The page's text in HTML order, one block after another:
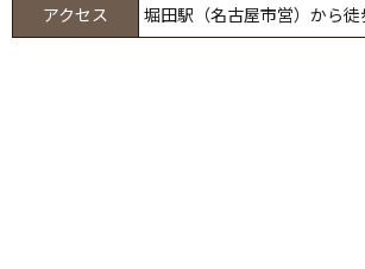
アクセス
堀田駅（名古屋市営）から